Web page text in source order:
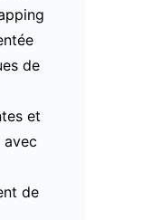
de
et
avec
de